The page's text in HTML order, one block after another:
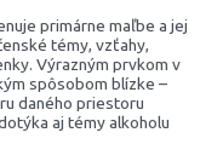
primárne maľbe a jej
témy, vzťahy,
Výrazným prvkom v
spôsobom blízke –
daného priestoru
aj témy alkoholu